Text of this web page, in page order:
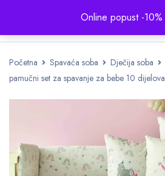
Online popust -10%
Početna Spavaća soba Dječija soba
pamučni set za spavanje za bebe 10 dijelova